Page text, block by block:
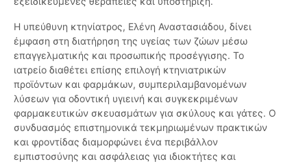
Η υπεύθυνη κτηνίατρος, Ελένη Αναστασιάδου, δίνει
έμφαση στη διατήρηση της υγείας των ζώων μέσω
επαγγελματικής και προσωπικής προσέγγισης. Το
ιατρείο διαθέτει επίσης επιλογή κτηνιατρικών
προϊόντων και φαρμάκων, συμπεριλαμβανομένων
λύσεων για οδοντική υγιεινή και συγκεκριμένων
φαρμακευτικών σκευασμάτων για σκύλους και γάτες. Ο
συνδυασμός επιστημονικά τεκμηριωμένων πρακτικών
και φροντίδας διαμορφώνει ένα περιβάλλον
εμπιστοσύνης και ασφάλειας για ιδιοκτήτες και